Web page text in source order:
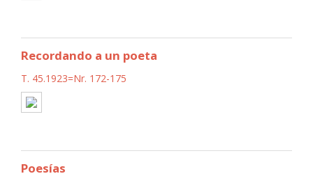
Recordando a un poeta
T. 45.1923=Nr. 172-175
Poesías